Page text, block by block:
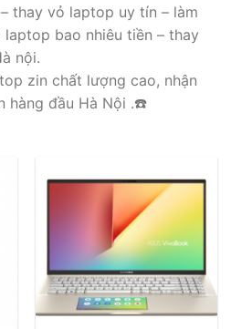
thay vỏ laptop uy tín – làm
bao nhiêu tiền – thay
nội.
zin chất lượng cao, nhận
hàng đầu Hà Nội .☎️